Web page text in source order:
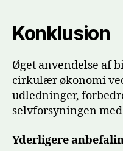
Konklusion
Øget anvendelse af
cirkulær økonomi
udledninger,
selvforsyningen
Yderligere